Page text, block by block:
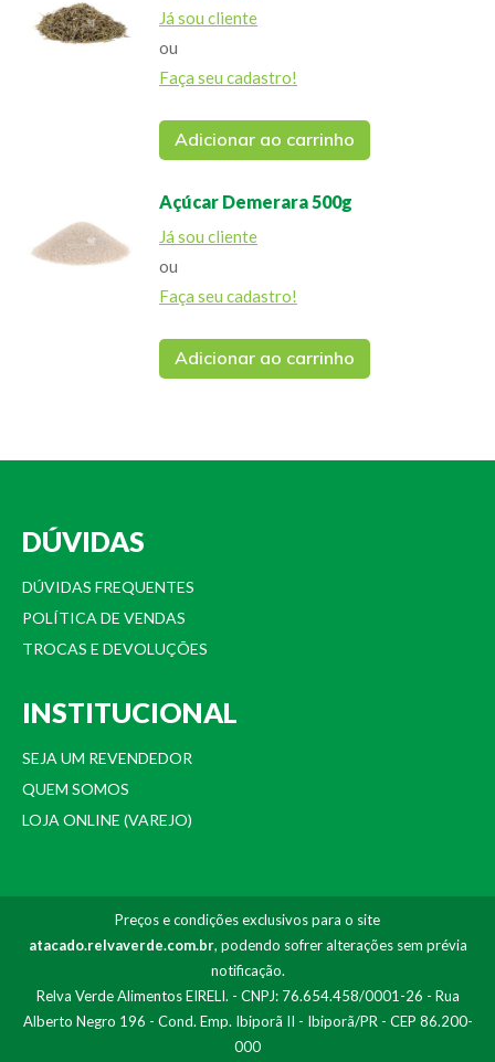
Já sou cliente
ou
Faça seu cadastro!
Adicionar ao carrinho
Açúcar Demerara 500g
Já sou cliente
ou
Faça seu cadastro!
Adicionar ao carrinho
DÚVIDAS
DÚVIDAS FREQUENTES
POLÍTICA DE VENDAS
TROCAS E DEVOLUÇÕES
INSTITUCIONAL
SEJA UM REVENDEDOR
QUEM SOMOS
LOJA ONLINE (VAREJO)
Preços e condições exclusivos para o site
atacado.relvaverde.com.br, podendo sofrer alterações sem prévia
notificação.
Relva Verde Alimentos EIRELI. - CNPJ: 76.654.458/0001-26 - Rua
Alberto Negro 196 - Cond. Emp. Ibiporã II - Ibiporã/PR - CEP 86.200-
000